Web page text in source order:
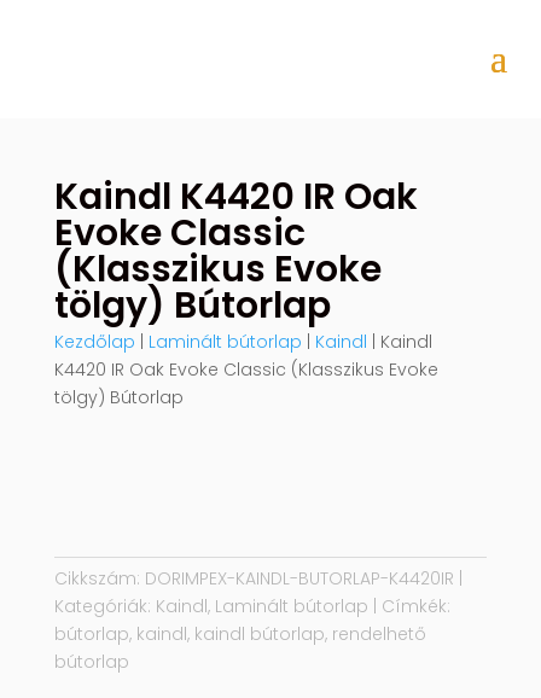
Kaindl K4420 IR Oak
Evoke Classic
(Klasszikus Evoke
tölgy) Bútorlap
Kezdőlap | Laminált bútorlap | Kaindl | Kaindl
K4420 IR Oak Evoke Classic (Klasszikus Evoke
tölgy) Bútorlap
Cikkszám: DORIMPEX-KAINDL-BUTORLAP-K4420IR
Kategóriák: Kaindl, Laminált bútorlap
Címkék:
bútorlap, kaindl, kaindl bútorlap, rendelhető
bútorlap